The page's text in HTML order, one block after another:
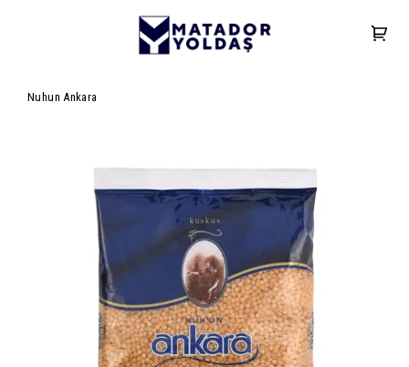
Nuhun Ankara